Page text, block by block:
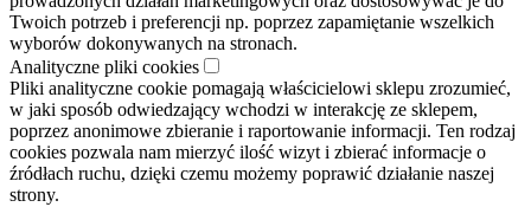
Twoich potrzeb i preferencji np. poprzez zapamiętanie wszelkich
wyborów dokonywanych na stronach.
Analityczne pliki cookies
Pliki analityczne cookie pomagają właścicielowi sklepu zrozumieć,
w jaki sposób odwiedzający wchodzi w interakcję ze sklepem,
poprzez anonimowe zbieranie i raportowanie informacji. Ten rodzaj
cookies pozwala nam mierzyć ilość wizyt i zbierać informacje o
źródłach ruchu, dzięki czemu możemy poprawić działanie naszej
strony.